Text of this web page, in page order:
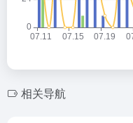
相关导航